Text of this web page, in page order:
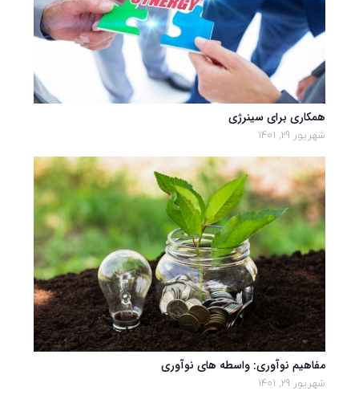
همکاری برای سینرژی
شهریور 29, 1401
مفاهیم نوآوری: واسطه های نوآوری
شهریور 29, 1401